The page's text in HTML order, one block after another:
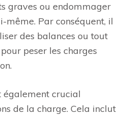
graves ou endommager
Par conséquent, il
des balances ou tout
peser les charges
également crucial
de la charge. Cela inclut